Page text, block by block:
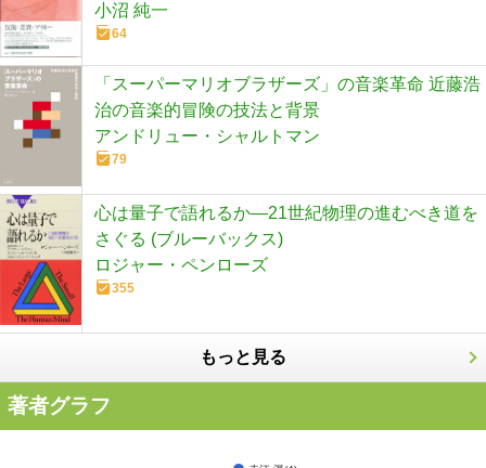
小沼 純一
64
「スーパーマリオブラザーズ」の音楽革命 近藤浩
治の音楽的冒険の技法と背景
アンドリュー・シャルトマン
79
心は量子で語れるか―21世紀物理の進むべき道を
さぐる (ブルーバックス)
ロジャー・ペンローズ
355
もっと見る
著者グラフ